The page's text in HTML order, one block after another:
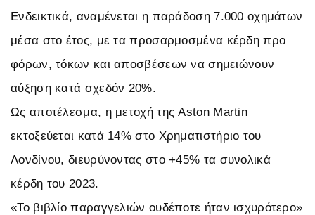
Ενδεικτικά, αναμένεται η παράδοση 7.000 οχημάτων
μέσα στο έτος, με τα προσαρμοσμένα κέρδη προ
φόρων, τόκων και αποσβέσεων να σημειώνουν
αύξηση κατά σχεδόν 20%.
Ως αποτέλεσμα, η μετοχή της Aston Martin
εκτοξεύεται κατά 14% στο Χρηματιστήριο του
Λονδίνου, διευρύνοντας στο +45% τα συνολικά
κέρδη του 2023.
«Το βιβλίο παραγγελιών ουδέποτε ήταν ισχυρότερο»